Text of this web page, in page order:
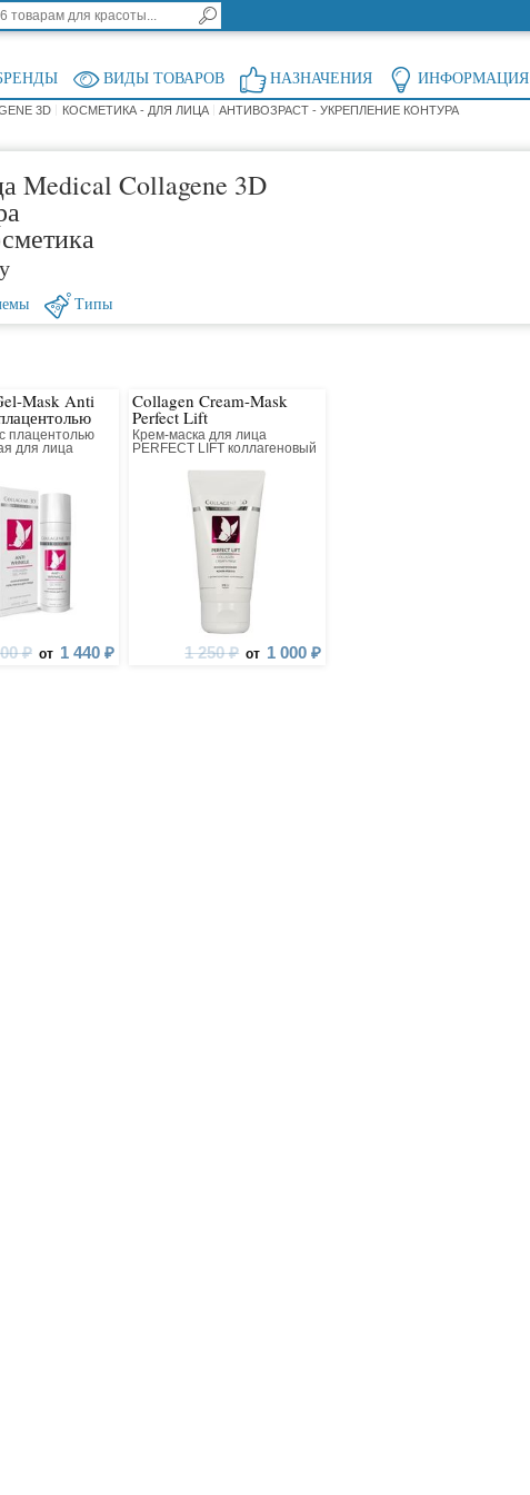
ВИДЫ ТОВАРОВ НАЗНАЧЕНИЯ ИНФОРМАЦИЯ
3D КОСМЕТИКА - ДЛЯ ЛИЦА АНТИВОЗРАСТ - УКРЕПЛЕНИЕ КОНТУРА
Medical Collagene 3D
Типы
Mask Anti
плацентолью
для лица
₽ от 1 440 ₽
Collagen Cream-Mask
Perfect Lift
Крем-маска для лица
PERFECT LIFT коллагеновый
компонентом
1 250 ₽ от 1 000 ₽